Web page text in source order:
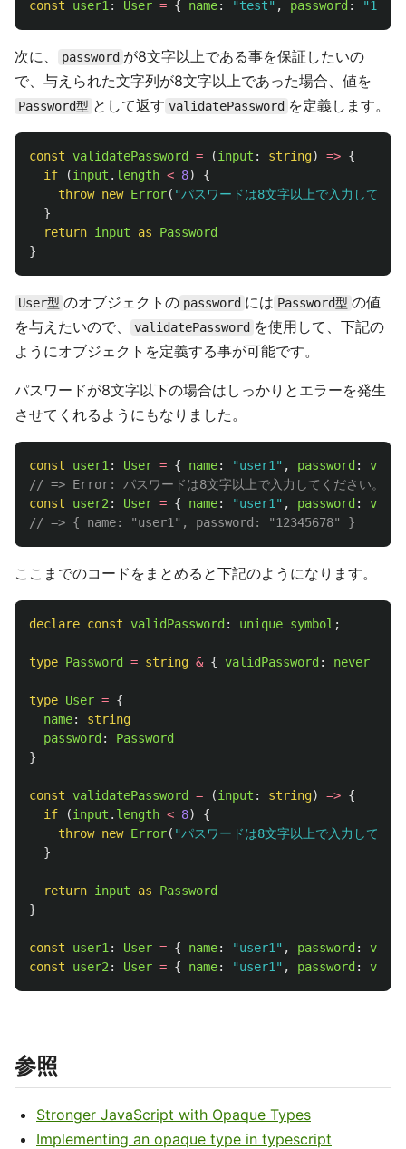
const user1 : User = { name: "test" , password : "1234
次に、 password が8文字以上である事を保証したいの
で、与えられた文字列が8文字以上であった場合、値を
Password型 として返す validatePassword を定義します。
const validatePassword = (input : string) => {
if
(input . length < 8)
{
throw new Error( "パスワードは8文字以上で入力してく
}
return input as Password
}
User型 のオブジェクトの password には Password型 の値
を与えたいので、
validatePassword を使用して、下記の
ようにオブジェクトを定義する事が可能です。
パスワードが8文字以下の場合はしっかりとエラーを発生
させてくれるようにもなりました。
const user1 : User = { name: "user1 " , password :
// => Error: パスワードは8文字以上で入力してください。
const
user2 : User = { name: "user1 " , password :
// => { name: "user1", password: "12345678" }
ここまでのコードをまとめると下記のようになります。
declare const validPassword : unique symbol ;
type Password = string & { validPassword : never
type User = {
name:
string
password :
Password
}
const validatePassword = (input : string) => {
if
(input . length < 8)
{
throw new Error( "パスワードは8文字以上で入力してく
}
return input as Password
}
const user1 : User = { name: "user1 " , password :
const
user2 : User = { name: "user1 " , password :
参照
Stronger JavaScript with Opaque Types
Implementing an opaque type in typescript